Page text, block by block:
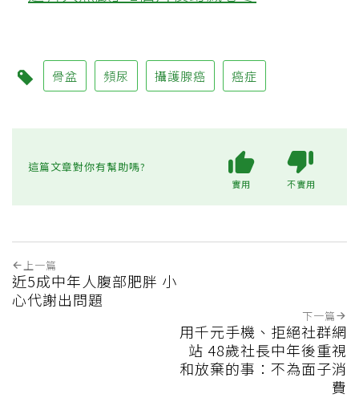
骨盆 頻尿 攝護腺癌 癌症
這篇文章對你有幫助嗎?
實用 不實用
上一篇
近5成中年人腹部肥胖 小
心代謝出問題
下一篇
用千元手機、拒絕社群網
站 48歲社長中年後重視
和放棄的事：不為面子消
費